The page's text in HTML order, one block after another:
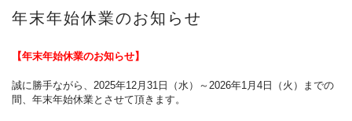
年末年始休業のお知らせ
【年末年始休業のお知らせ】
誠に勝手ながら、2025年12月31日（水）～2026年1月4日（火）までの
間、年末年始休業とさせて頂きます。